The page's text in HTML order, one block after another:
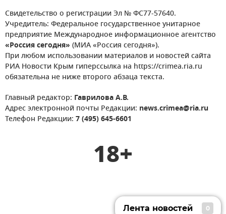
Свидетельство о регистрации Эл № ФС77-57640.
Учредитель: Федеральное государственное унитарное
предприятие Международное информационное агентство
«Россия сегодня» (МИА «Россия сегодня»).
При любом использовании материалов и новостей сайта
РИА Новости Крым гиперссылка на https://crimea.ria.ru
обязательна не ниже второго абзаца текста.
Главный редактор: Гаврилова А.В.
Адрес электронной почты Редакции: news.crimea@ria.ru
Телефон Редакции: 7 (495) 645-6601
18+
Лента новостей 0